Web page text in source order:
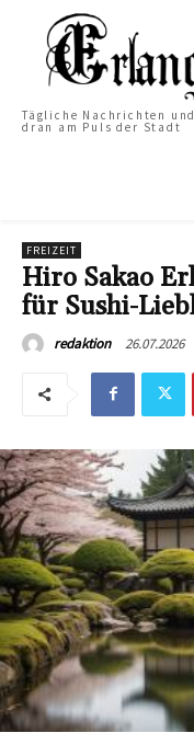
Tägliche Nachrichten
dran am Puls der Stadt
FREIZEIT
Hiro Sakao
für Sushi-
redaktion 26.07.2026